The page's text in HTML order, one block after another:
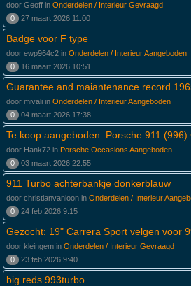
door Geoff in Onderdelen / Interieur Gevraagd
0
27 maart 2026 11:00
Badge voor F type
door ewp964c2 in Onderdelen / Interieur Aangeboden
0
16 maart 2026 10:51
Guarantee and maiantenance record
door mivali in Onderdelen / Interieur Aangeboden
0
04 maart 2026 17:38
Te koop aangeboden: Porsche 911
door Hank72 in Porsche Occasions Aangeboden
0
03 maart 2026 22:55
911 Turbo achterbankje donkerblauw
door christianvanloon in Onderdelen / Interieur
0
24 feb 2026 9:15
Gezocht: 19" Carrera Sport velgen voor
door kleingem in Onderdelen / Interieur Gevraagd
0
23 feb 2026 9:40
big reds 993turbo